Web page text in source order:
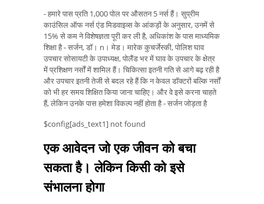
- हमारे पास प्रति 1,000 पोल पर औसतन 5 नर्स हैं। सुप्रीम
काउंसिल ऑफ नर्स एंड मिडवाइव्स के आंकड़ों के अनुसार, उनमें से
15% से कम ने विशेषज्ञता पूरी कर ली है, अधिकांश के पास माध्यमिक
शिक्षा है - सर्जन, डॉ। n। मेड। मारेक कुचर्जेस्की, पोलिश घाव
उपचार सोसायटी के उपाध्यक्ष, पोलैंड भर में घाव के उपचार के क्षेत्र
में प्रशिक्षण नर्सों में शामिल हैं। चिकित्सा इतनी गति से आगे बढ़ रही है
और उपचार इतनी तेजी से बदल रहे हैं कि न केवल डॉक्टरों बल्कि नर्सों
को भी हर समय शिक्षित किया जाना चाहिए। और वे इसे करना चाहते
हैं, लेकिन उनके पास हमेशा विकल्प नहीं होता है - सर्जन जोड़ता है
$config[ads_text1] not found
एक आवेदन जो एक जीवन को बचा
सकता है। लेकिन किसी को इसे
संभालना होगा